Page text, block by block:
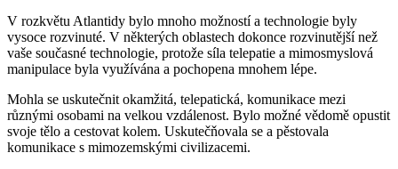
V rozkvětu Atlantidy bylo mnoho možností a technologie byly
vysoce rozvinuté. V některých oblastech dokonce rozvinutější než
vaše současné technologie, protože síla telepatie a mimosmyslová
manipulace byla využívána a pochopena mnohem lépe.
Mohla se uskutečnit okamžitá, telepatická, komunikace mezi
různými osobami na velkou vzdálenost. Bylo možné vědomě opustit
svoje tělo a cestovat kolem. Uskutečňovala se a pěstovala
komunikace s mimozemskými civilizacemi.